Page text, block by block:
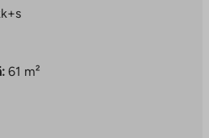
61 m²